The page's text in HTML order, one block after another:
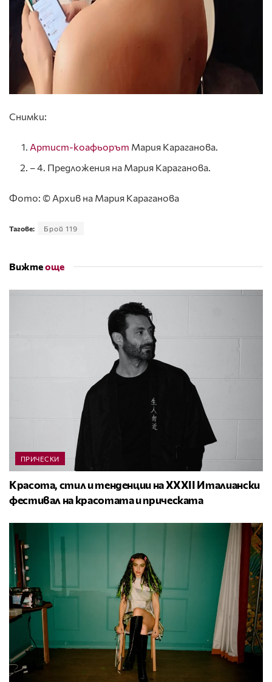
Снимки:
Артист-коафьорът Мария Караганова.
– 4. Предложения на Мария Караганова.
Фото: © Архив на Мария Караганова
Тагове: Брой 119
Вижтеоще
ПРИЧЕСКИ
Красота, стил и тенденции на XXXII Италиански
фестивал на красотата и прическата